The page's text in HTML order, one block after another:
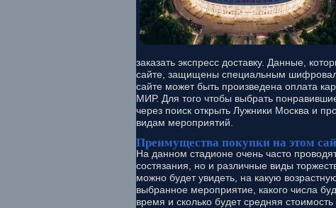
заказать экспресс доставку. Данные,
сайте, защищены специальным
сайте может быть произведена оплата
МИР. Для того чтобы выбрать
через поиск открыть Лужники Москва и
видам мероприятий.
Преимущества покупки на этом
На данном стадионе очень часто
состязания, но и различные виды
можно будет увидеть, на какую
выбранное мероприятие, какого числа
время и сколько будет средняя стоимость